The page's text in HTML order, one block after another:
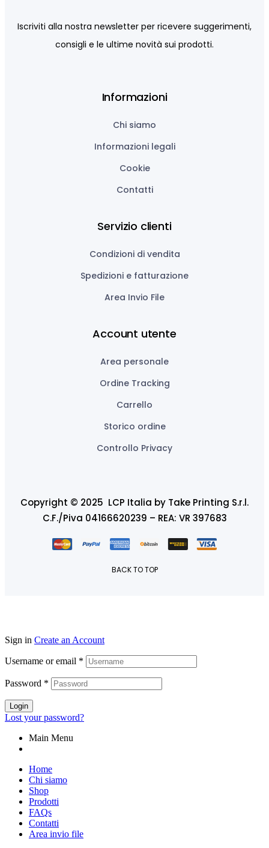
Informazioni
Chi siamo
Informazioni legali
Cookie
Contatti
Servizio clienti
Condizioni di vendita
Spedizioni e fatturazione
Area Invio File
Account utente
Area personale
Ordine Tracking
Carrello
Storico ordine
Controllo Privacy
Iscriviti alla nostra newsletter per ricevere suggerimenti,
consigli e le ultime novità sui prodotti.
Copyright © 2025 LCP Italia by Take Printing S.r.l.
C.F./Piva 04166620239 – REA: VR 397683
BACK TO TOP
Sign in Create an Account
Username or email *
Password *
Login
Lost your password?
Main Menu
Home
Chi siamo
Shop
Prodotti
FAQs
Contatti
Area invio file